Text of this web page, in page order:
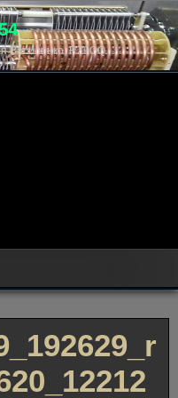
Василенко, RZ9OQ